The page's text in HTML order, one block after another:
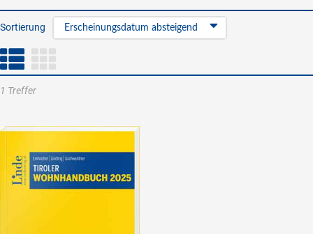
Sortierung Erscheinungsdatum absteigend
1 Treffer